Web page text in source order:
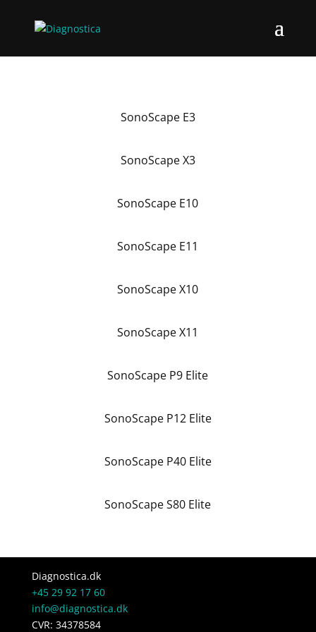
SonoScape E3
SonoScape X3
SonoScape E10
SonoScape E11
SonoScape X10
SonoScape X11
SonoScape P9 Elite
SonoScape P12 Elite
SonoScape P40 Elite
SonoScape S80 Elite
Diagnostica.dk
+45 29 92 17 60
info@diagnostica.dk
CVR: 34378584